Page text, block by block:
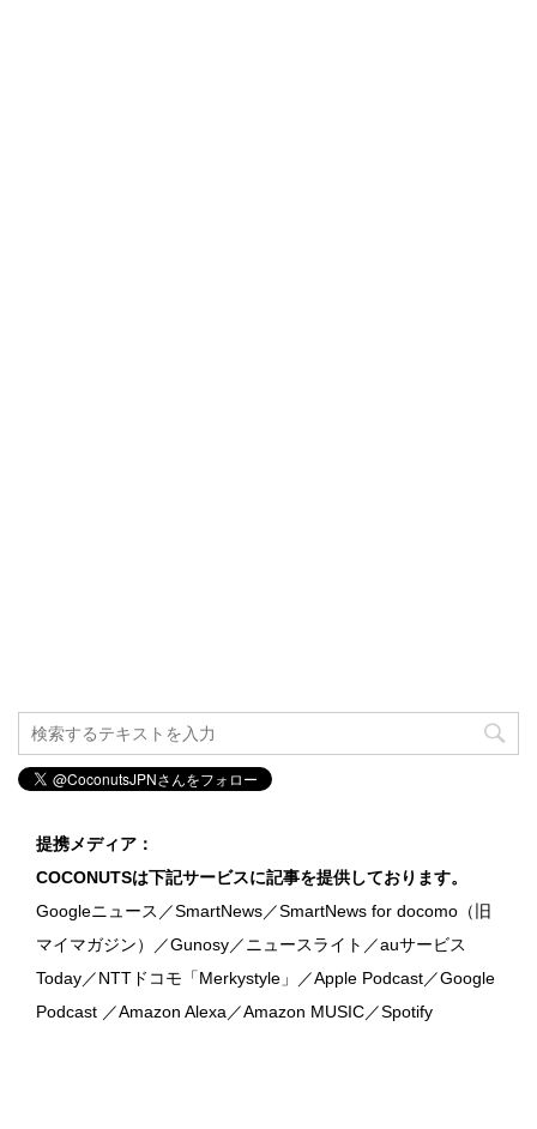
提携メディア：
COCONUTSは下記サービスに記事を提供しております。
Googleニュース／SmartNews／SmartNews for docomo（旧
マイマガジン）／Gunosy／ニュースライト／auサービス
Today／NTTドコモ「Merkystyle」／Apple Podcast／Google
Podcast ／Amazon Alexa／Amazon MUSIC／Spotify